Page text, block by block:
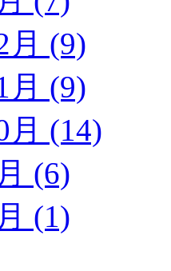
月 (9)
月 (9)
月 (14)
(6)
(1)